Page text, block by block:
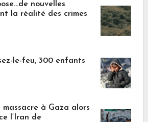
nouvelles
la réalité des crimes
le-feu, 300 enfants
massacre à Gaza alors
l’Iran de